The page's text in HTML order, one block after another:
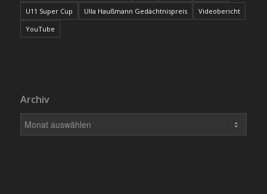
U11 Super Cup
Ulla Haußmann Gedächtnispreis
Videobericht
YouTube
Archiv